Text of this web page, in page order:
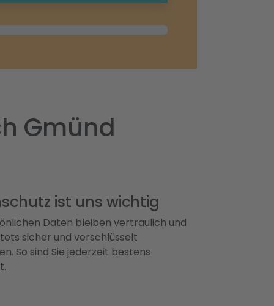
Gmünd
ist uns wichtig
Daten bleiben vertraulich und
sicher und verschlüsselt
So sind Sie jederzeit bestens